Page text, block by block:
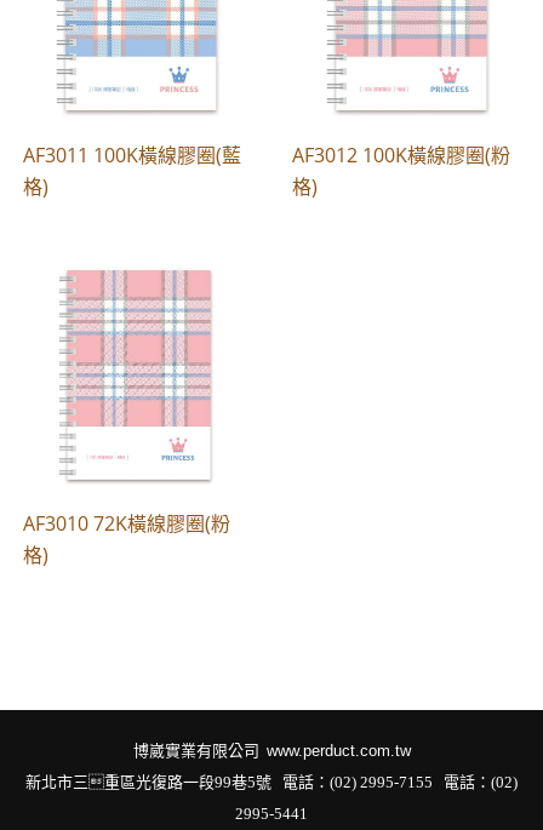
AF3011 100K橫線膠圈(藍
格)
AF3012 100K橫線膠圈(粉
格)
AF3010 72K橫線膠圈(粉
格)
博崴實業有限公司 www.perduct.com.tw
新北市三重區光復路一段99巷5號 電話：(02) 2995-7155 電話：(02)
2995-5441